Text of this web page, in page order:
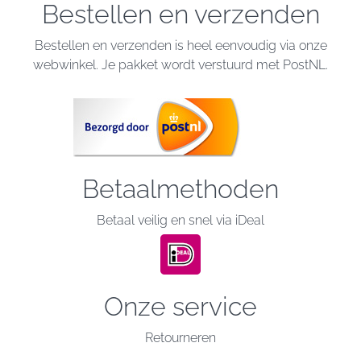
Bestellen en verzenden
Bestellen en verzenden is heel eenvoudig via onze
webwinkel. Je pakket wordt verstuurd met PostNL.
Betaalmethoden
Betaal veilig en snel via iDeal
Onze service
Retourneren